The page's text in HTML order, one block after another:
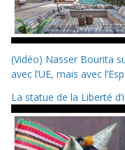
(Vidéo) Nasser Bourita
avec l’UE, mais avec
La statue de la Liberté